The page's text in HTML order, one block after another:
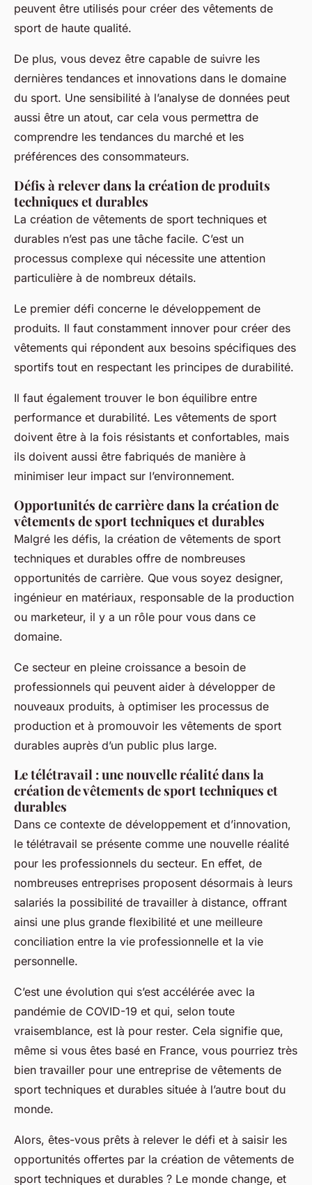
peuvent être utilisés pour créer des vêtements de
sport de haute qualité.
De plus, vous devez être capable de suivre les
dernières tendances et innovations dans le domaine
du sport. Une sensibilité à l’analyse de données peut
aussi être un atout, car cela vous permettra de
comprendre les tendances du marché et les
préférences des consommateurs.
Défis à relever dans la création de produits
techniques et durables
La création de vêtements de sport techniques et
durables n’est pas une tâche facile. C’est un
processus complexe qui nécessite une attention
particulière à de nombreux détails.
Le premier défi concerne le développement de
produits. Il faut constamment innover pour créer des
vêtements qui répondent aux besoins spécifiques des
sportifs tout en respectant les principes de durabilité.
Il faut également trouver le bon équilibre entre
performance et durabilité. Les vêtements de sport
doivent être à la fois résistants et confortables, mais
ils doivent aussi être fabriqués de manière à
minimiser leur impact sur l’environnement.
Opportunités de carrière dans la création de
vêtements de sport techniques et durables
Malgré les défis, la création de vêtements de sport
techniques et durables offre de nombreuses
opportunités de carrière. Que vous soyez designer,
ingénieur en matériaux, responsable de la production
ou marketeur, il y a un rôle pour vous dans ce
domaine.
Ce secteur en pleine croissance a besoin de
professionnels qui peuvent aider à développer de
nouveaux produits, à optimiser les processus de
production et à promouvoir les vêtements de sport
durables auprès d’un public plus large.
Le télétravail : une nouvelle réalité dans la
création de vêtements de sport techniques et
durables
Dans ce contexte de développement et d’innovation,
le télétravail se présente comme une nouvelle réalité
pour les professionnels du secteur. En effet, de
nombreuses entreprises proposent désormais à leurs
salariés la possibilité de travailler à distance, offrant
ainsi une plus grande flexibilité et une meilleure
conciliation entre la vie professionnelle et la vie
personnelle.
C’est une évolution qui s’est accélérée avec la
pandémie de COVID-19 et qui, selon toute
vraisemblance, est là pour rester. Cela signifie que,
même si vous êtes basé en France, vous pourriez très
bien travailler pour une entreprise de vêtements de
sport techniques et durables située à l’autre bout du
monde.
Alors, êtes-vous prêts à relever le défi et à saisir les
opportunités offertes par la création de vêtements de
sport techniques et durables ? Le monde change, et